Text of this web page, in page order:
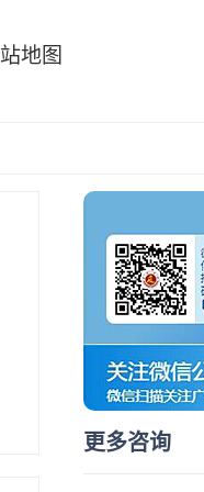
地图
更多咨询